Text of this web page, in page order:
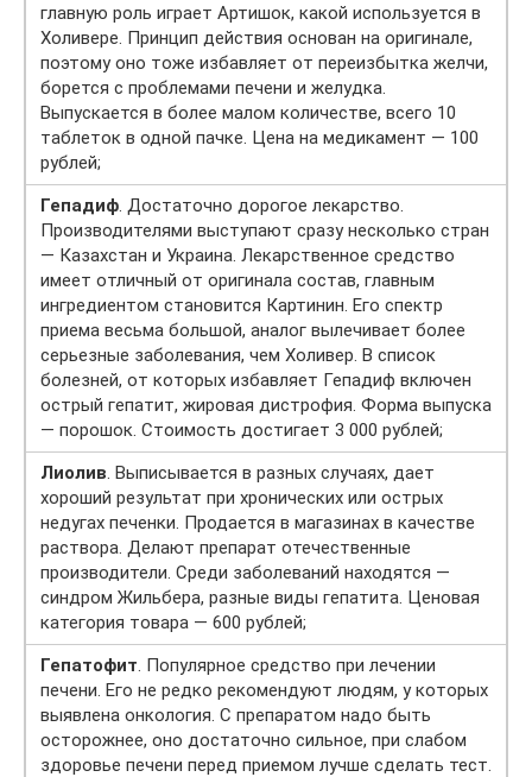
главную роль играет Артишок, какой используется в
Холивере. Принцип действия основан на оригинале,
поэтому оно тоже избавляет от переизбытка желчи,
борется с проблемами печени и желудка.
Выпускается в более малом количестве, всего 10
таблеток в одной пачке. Цена на медикамент — 100
рублей;
Гепадиф . Достаточно дорогое лекарство.
Производителями выступают сразу несколько стран
— Казахстан и Украина. Лекарственное средство
имеет отличный от оригинала состав, главным
ингредиентом становится Картинин. Его спектр
приема весьма большой, аналог вылечивает более
серьезные заболевания, чем Холивер. В список
болезней, от которых избавляет Гепадиф включен
острый гепатит, жировая дистрофия. Форма выпуска
— порошок. Стоимость достигает 3 000 рублей;
Лиолив . Выписывается в разных случаях, дает
хороший результат при хронических или острых
недугах печенки. Продается в магазинах в качестве
раствора. Делают препарат отечественные
производители. Среди заболеваний находятся —
синдром Жильбера, разные виды гепатита. Ценовая
категория товара — 600 рублей;
Гепатофит . Популярное средство при лечении
печени. Его не редко рекомендуют людям, у которых
выявлена онкология. С препаратом надо быть
осторожнее, оно достаточно сильное, при слабом
здоровье печени перед приемом лучше сделать тест.